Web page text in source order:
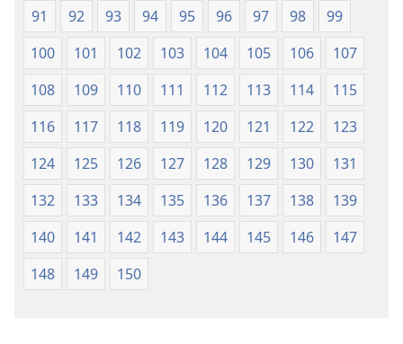
91
92 93 94 95 96 97 98
99
100
101 102 103 104 105 106
107
108
109 110 111 112 113 114
115
116
117 118 119 120 121 122
123
124
125 126 127 128 129 130
131
132
133 134 135 136 137 138
139
140
141 142 143 144 145 146
147
148
149 150